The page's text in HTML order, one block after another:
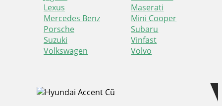
Lexus
Maserati
Mercedes Benz
Mini Cooper
Porsche
Subaru
Suzuki
Vinfast
Volkswagen
Volvo
navigation